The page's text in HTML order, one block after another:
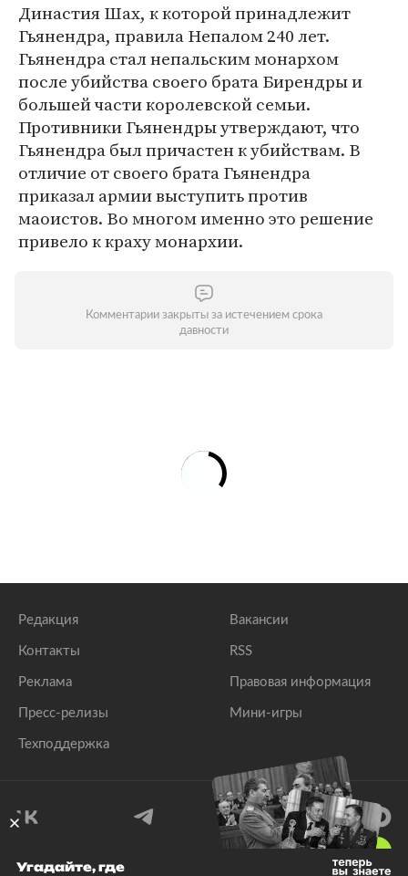
Династия Шах, к которой принадлежит
Гьянендра, правила Непалом 240 лет.
Гьянендра стал непальским монархом
после убийства своего брата Бирендры и
большей части королевской семьи.
Противники Гьянендры утверждают, что
Гьянендра был причастен к убийствам. В
отличие от своего брата Гьянендра
приказал армии выступить против
маоистов. Во многом именно это решение
привело к краху монархии.
Комментарии закрыты за истечением срока
давности
Редакция
Контакты
Реклама
Пресс-релизы
Техподдержка
Вакансии
RSS
Правовая информация
Мини-игры
Угадайте, где